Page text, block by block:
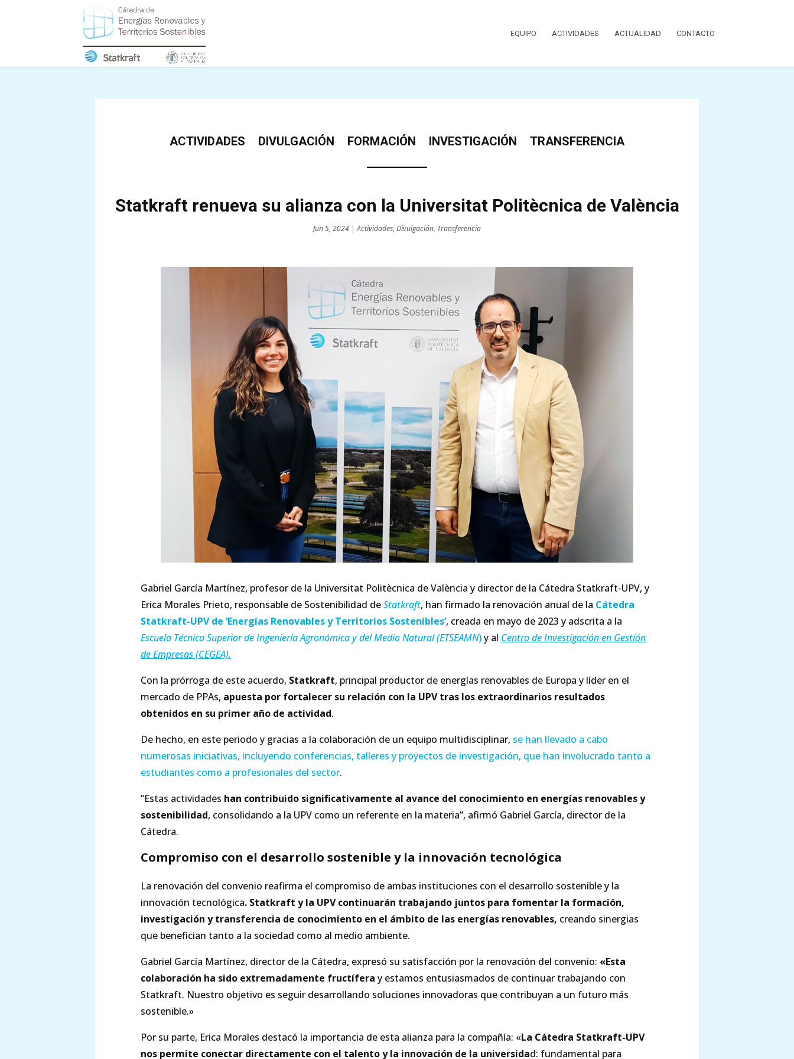
EQUIPO ACTIVIDADES ACTUALIDAD CONTACTO
ACTIVIDADES DIVULGACIÓN FORMACIÓN INVESTIGACIÓN TRANSFERENCIA
Statkraft renueva su alianza con la Universitat Politècnica de València
Jun 5, 2024 |Actividades, Divulgación, Transferencia
Gabriel García Martínez, profesor de la Universitat Politècnica de València y director de la Cátedra Statkraft-UPV, y
Erica Morales Prieto, responsable de Sostenibilidad deStatkraft, han firmado la renovación anual de la Cátedra
Statkraft-UPV de ‘Energías Renovables y Territorios Sostenibles’, creada en mayo de 2023 y adscrita a la
Escuela Técnica Superior de Ingeniería Agronómica y del Medio Natural (ETSEAMN)y al Centro de Investigación en Gestión
de Empresas (CEGEA).
Con la prórroga de este acuerdo, Statkraft, principal productor de energías renovables de Europa y líder en el
mercado de PPAs, apuesta por fortalecer su relación con la UPV tras los extraordinarios resultados
obtenidos en su primer año de actividad.
De hecho, en este periodo y gracias a la colaboración de un equipo multidisciplinar, se han llevado a cabo
numerosas iniciativas, incluyendo conferencias, talleres y proyectos de investigación, que han involucrado tanto a
estudiantes como a profesionales del sector.
“Estas actividades han contribuido significativamente al avance del conocimiento en energías renovables y
sostenibilidad, consolidando a la UPV como un referente en la materia”, afirmó Gabriel García, director de la
Cátedra.
Compromiso con el desarrollo sostenible y la innovación tecnológica
La renovación del convenio reafirma el compromiso de ambas instituciones con el desarrollo sostenible y la
innovación tecnológica. Statkraft y la UPV continuarán trabajando juntos para fomentar la formación,
investigación y transferencia de conocimiento en el ámbito de las energías renovables, creando sinergias
que benefician tanto a la sociedad como al medio ambiente.
Gabriel García Martínez, director de la Cátedra, expresó su satisfacción por la renovación del convenio: «Esta
colaboración ha sido extremadamente fructífera y estamos entusiasmados de continuar trabajando con
Statkraft. Nuestro objetivo es seguir desarrollando soluciones innovadoras que contribuyan a un futuro más
sostenible.»
Por su parte, Erica Morales destacó la importancia de esta alianza para la compañía: «La Cátedra Statkraft-UPV
nos permite conectar directamente con el talento y la innovación de la universidad: fundamental para